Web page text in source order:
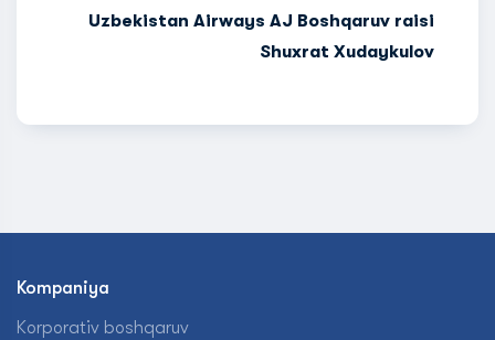
Uzbekistan Airways AJ Boshqaruv raisi
Shuxrat Xudaykulov
Kompaniya
Korporativ boshqaruv